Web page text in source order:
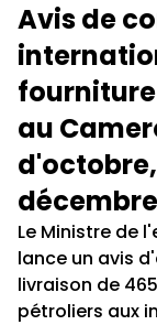
Avis de
au
Le Ministre de
lance un avis
livraison de
pétroliers aux